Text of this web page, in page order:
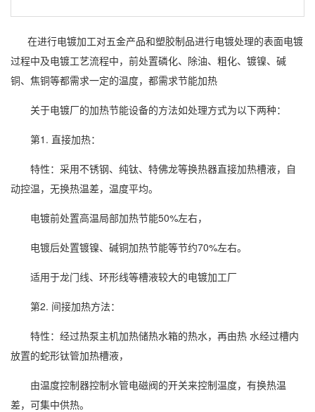
在进行电镀加工对五金产品和塑胶制品进行电镀处理的表面电镀
过程中及电镀工艺流程中，前处置磷化、除油、粗化、镀镍、碱
铜、焦铜等都需求一定的温度，都需求节能加热
关于电镀厂的加热节能设备的方法如处理方式为以下两种：
第1. 直接加热：
特性：采用不锈钢、纯钛、特佛龙等换热器直接加热槽液，自
动控温，无换热温差，温度平均。
电镀前处置高温局部加热节能50%左右，
电镀后处置镀镍、碱铜加热节能等节约70%左右。
适用于龙门线、环形线等槽液较大的电镀加工厂
第2. 间接加热方法：
特性：经过热泵主机加热储热水箱的热水，再由热 水经过槽内
放置的蛇形钛管加热槽液，
由温度控制器控制水管电磁阀的开关来控制温度，有换热温
差，可集中供热。